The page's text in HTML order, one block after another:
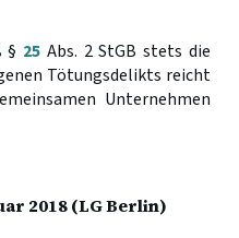
§ 25 Abs. 2 StGB stets die
Tötungsdelikts reicht
Unternehmen
2018 (LG Berlin)